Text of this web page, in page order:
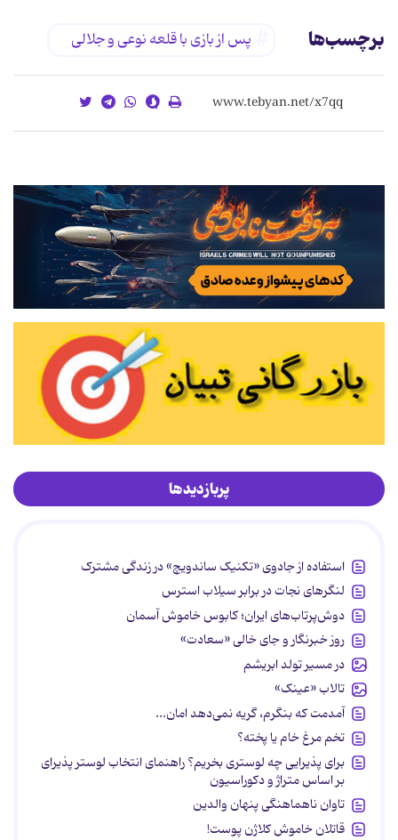
برچسب‌ها پس از بازی با قلعه نوعی و جلالی
پربازدیدها
استفاده از جادوی «تکنیک ساندویچ» در زندگی مشترک
لنگرهای نجات در برابر سیلاب استرس
دوش‌پرتاب‌های ایران؛ کابوس خاموش آسمان
روز خبرنگار و جای خالی «سعادت»
در مسیر تولد ابریشم
تالاب «عینک»
آمدمت که بنگرم، گریه نمی‌دهد امان...
تخم مرغ خام یا پخته؟
برای پذیرایی چه لوستری بخریم؟ راهنمای انتخاب لوستر پذیرای
بر اساس متراژ و دکوراسیون
تاوان ناهماهنگی پنهان والدین
قاتلان خاموش کلاژن پوست!